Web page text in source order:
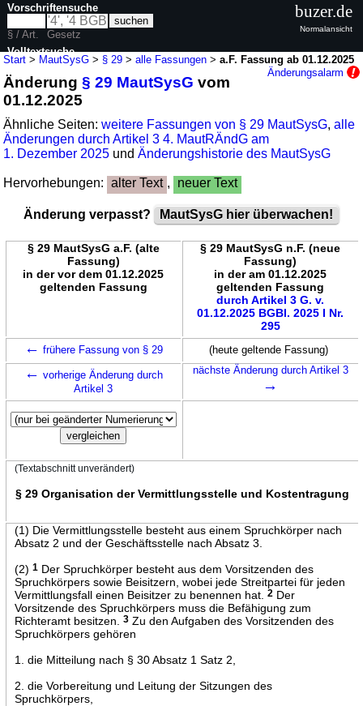
Start > MautSysG > § 29 >alle Fassungen >a.F. Fassung ab 01.12.2025
Änderungsalarm
Änderung§ 29 MautSysG vom
01.12.2025
Ähnliche Seiten:weitere Fassungen von § 29 MautSysG,alle
Änderungen durch Artikel 3 4. MautRÄndG am
1. Dezember 2025 undÄnderungshistorie des MautSysG
Hervorhebungen: alter Text , neuer Text
Änderung verpasst? MautSysG hier überwachen!
§ 29 MautSysG a.F. (alte
Fassung)
in der vor dem 01.12.2025
geltenden Fassung
§ 29 MautSysG n.F. (neue
Fassung)
in der am 01.12.2025
geltenden Fassung
durch Artikel 3 G. v.
01.12.2025 BGBl. 2025 I Nr.
295
← frühere Fassung von § 29 (heute geltende Fassung)
← vorherige Änderung durch
Artikel 3
nächste Änderung durch Artikel 3
→
(Textabschnitt unverändert)
§ 29 Organisation der Vermittlungsstelle und Kostentragung
(1) Die Vermittlungsstelle besteht aus einem Spruchkörper nach
Absatz 2 und der Geschäftsstelle nach Absatz 3.
(2) 1Der Spruchkörper besteht aus dem Vorsitzenden des
Spruchkörpers sowie Beisitzern, wobei jede Streitpartei für jeden
Vermittlungsfall einen Beisitzer zu benennen hat.
2Der
Vorsitzende des Spruchkörpers muss die Befähigung zum
Richteramt besitzen.
3Zu den Aufgaben des Vorsitzenden des
Spruchkörpers gehören
1. die Mitteilung nach § 30 Absatz 1 Satz 2,
2. die Vorbereitung und Leitung der Sitzungen des
Spruchkörpers,
Vorschriftensuche
§ / Art.
Gesetz
Volltextsuche
nur in MautSysG
buzer.de
Normalansicht